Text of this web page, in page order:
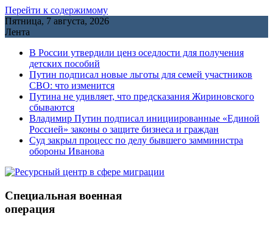
Перейти к содержимому
Пятница, 7 августа, 2026
Лента
В России утвердили ценз оседлости для получения
детских пособий
Путин подписал новые льготы для семей участников
СВО: что изменится
Путина не удивляет, что предсказания Жириновского
сбываются
Владимир Путин подписал инициированные «Единой
Россией» законы о защите бизнеса и граждан
Cуд закрыл процесс по делу бывшего замминистра
обороны Иванова
Специальная военная
операция